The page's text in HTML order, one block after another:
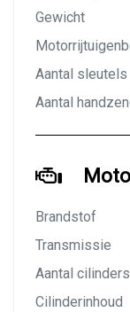
Gewicht
Aantal sleutels
Aantal
Brandstof
Transmissie
Aantal cilinders
Cilinderinhoud